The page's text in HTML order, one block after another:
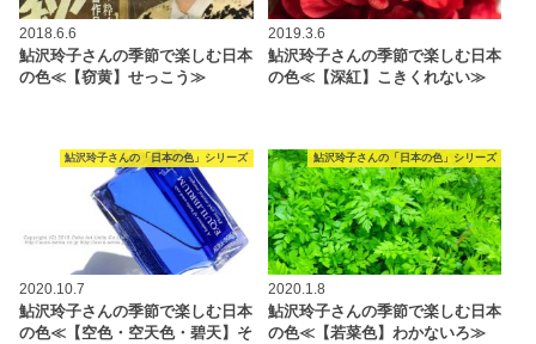
2018.6.6
鮎沢玲子さんの季節で楽しむ日本
の色≪【窃黄】せっこう≫
2019.3.6
鮎沢玲子さんの季節で楽しむ日本
の色≪【深紅】こきくれない≫
鮎沢玲子さんの「日本の色」シリーズ
2020.10.7
鮎沢玲子さんの季節で楽しむ日本
の色≪【空色・空天色・碧天】そ
鮎沢玲子さんの「日本の色」シリーズ
2020.1.8
鮎沢玲子さんの季節で楽しむ日本
の色≪【若菜色】わかないろ≫